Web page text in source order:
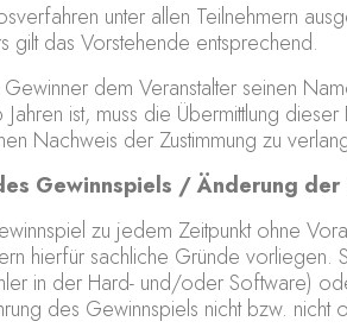
unter allen Teilnehmern
gilt das Vorstehende entsprechend.
dem Veranstalter seinen
ist, muss die Übermittlung
Nachweis der Zustimmung zu
Gewinnspiels / Änderung
zu jedem Zeitpunkt ohne
hierfür sachliche Gründe
in der Hard- und/oder Software)
des Gewinnspiels nicht bzw.